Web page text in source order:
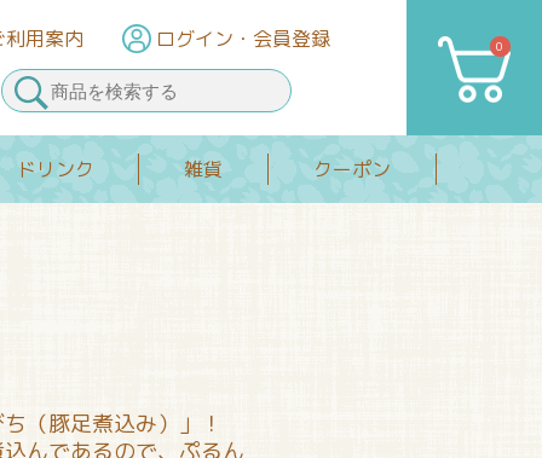
利用案内 ログイン ・会員登録 0
カート
ドリンク 雑貨 クーポン
（豚足煮込み）」！
んであるので、ぷるん